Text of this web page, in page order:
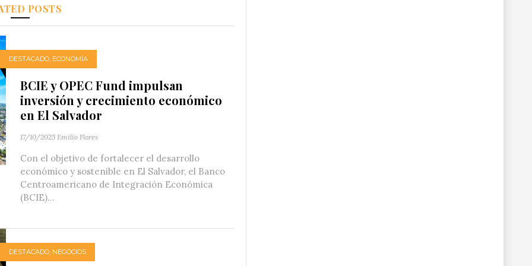
POSTS
DESTACADO, ECONOMÍA
BCIE y OPEC Fund impulsan
inversión y crecimiento económico
en El Salvador
17/10/2025 Emilio Flores
Con el objetivo de fortalecer el desarrollo
económico y sostenible en El Salvador, el Banco
Centroamericano de Integración Económica
(BCIE)...
DESTACADO, NEGOCIOS